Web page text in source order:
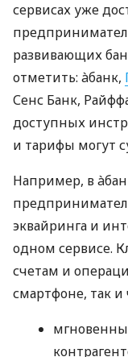
сервисах уже
развивающих
отметить: àбанк,
Сенс Банк,
доступных
и тарифы могут
Например, в
эквайринга и
одном сервисе.
счетам и
смартфоне, так и